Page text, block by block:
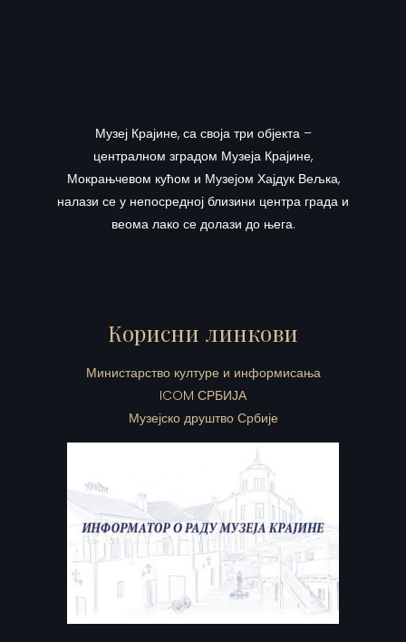
Музеј Крајине, са своја три објекта –
централном зградом Музеја Крајине,
Мокрањчевом кућом и Музејом Хајдук Вељка,
налази се у непосредној близини центра града и
веома лако се долази до њега.
Корисни линкови
Министарство културе и информисања
ICOM СРБИЈА
Музејско друштво Србије